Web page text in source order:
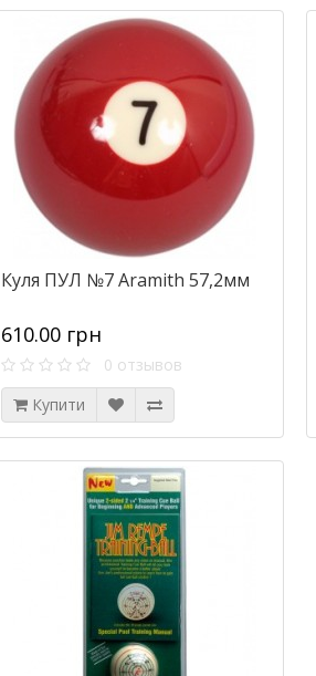
Куля ПУЛ №7 Aramith 57,2мм
610.00 грн
0 отзывов
Купити